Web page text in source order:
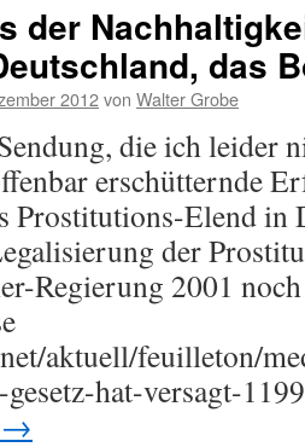
der
das
2012von Walter Grobe
die ich leider
erschütternde
Prostitutions-Elend in
der
Regierung 2001
aktuell/feuilleton/
hat-versagt-
→